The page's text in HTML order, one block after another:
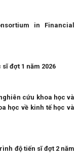
in Financial
đợt 1 năm 2026
cứu khoa học và
học về kinh tế học và
độ tiến sĩ đợt 2 năm